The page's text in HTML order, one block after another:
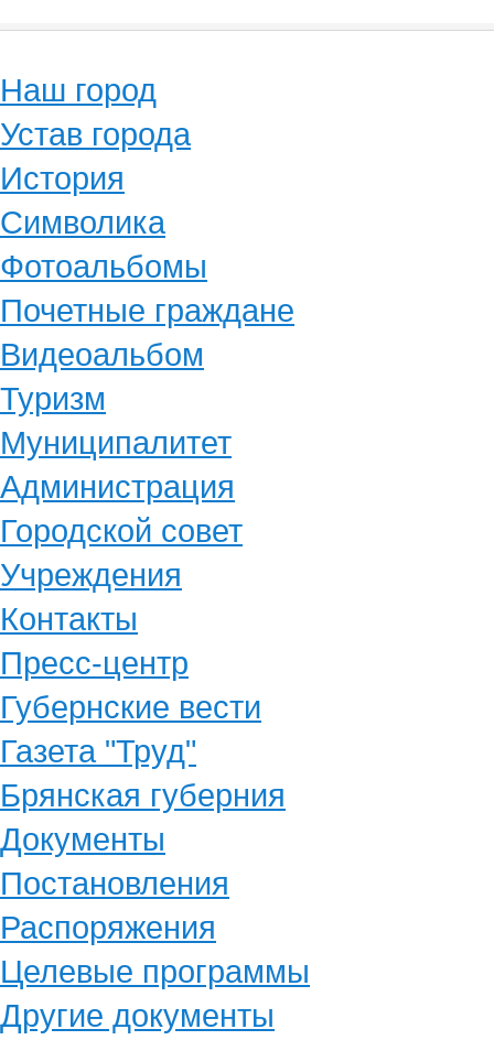
Наш город
Устав города
История
Символика
Фотоальбомы
Почетные граждане
Видеоальбом
Туризм
Муниципалитет
Администрация
Городской совет
Учреждения
Контакты
Пресс-центр
Губернские вести
Газета "Труд"
Брянская губерния
Документы
Постановления
Распоряжения
Целевые программы
Другие документы